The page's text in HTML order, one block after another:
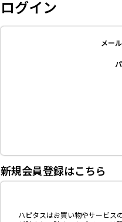
ログイン
メー
新規会員登録はこちら
ハピタスはお買い物やサービス